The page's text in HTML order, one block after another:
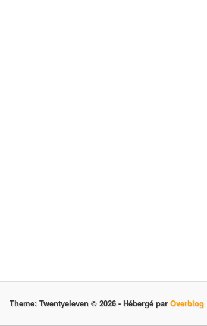
Theme: Twentyeleven © 2026 - Hébergé par Overblog